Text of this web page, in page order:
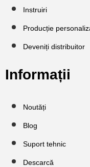
Instruiri
Producție
Deveniți distribuitor
Informații
Noutăți
Blog
Suport tehnic
Descarcă